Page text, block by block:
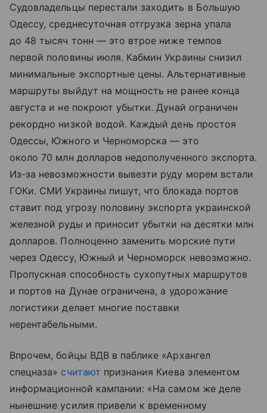
Судовладельцы перестали заходить в Большую
Одессу, среднесуточная отгрузка зерна упала
до 48 тысяч тонн — это втрое ниже темпов
первой половины июля. Кабмин Украины снизил
минимальные экспортные цены. Альтернативные
маршруты выйдут на мощность не ранее конца
августа и не покроют убытки. Дунай ограничен
рекордно низкой водой. Каждый день простоя
Одессы, Южного и Черноморска — это
около 70 млн долларов недополученного экспорта.
Из-за невозможности вывезти руду морем встали
ГОКи. СМИ Украины пишут, что блокада портов
ставит под угрозу половину экспорта украинской
железной руды и приносит убытки на десятки млн
долларов. Полноценно заменить морские пути
через Одессу, Южный и Черноморск невозможно.
Пропускная способность сухопутных маршрутов
и портов на Дунае ограничена, а удорожание
логистики делает многие поставки
нерентабельными.
Впрочем, бойцы ВДВ в паблике «Архангел
спецназа» считают признания Киева элементом
информационной кампании: «На самом же деле
нынешние усилия привели к временному